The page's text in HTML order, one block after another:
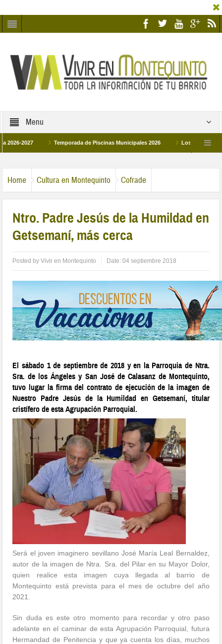
Menu
2027 Temporada de Piscinas Municipales 2026 Los Campus de
Home Cultura en Montequinto Cofrade
Ntro. Padre Jesús de la Humildad en
Getsemaní, más cerca
Posted byVivir en Montequinto Date:04 septiembre 2018
El sábado 1 de septiembre de 2018 y en la Parroquia de Ntra.
Sra. de los Ángeles y San José de Calasanz de Montequinto,
tuvo lugar la firma del contrato de ejecución de la imagen de
Nuestro Padre Jesús de la Humildad en Getsemaní, titular
cristífero de esta Agrupación Parroquial.
Será el joven imaginero sevillano José María Leal Bernaldez,
autor de la imagen de Ntra. Sra. del Pilar en su Mayor Dolor,
quien realice esta imagen cuya llegada al barrio de
Montequinto está prevista para el mes de octubre del año
2021.
Sin duda es este otro momento para recordar y otro paso
adelante en el caminar de esta Agrupación Parroquial, futura
Hermandad de Penitencia y que ya cuenta los días, muchos